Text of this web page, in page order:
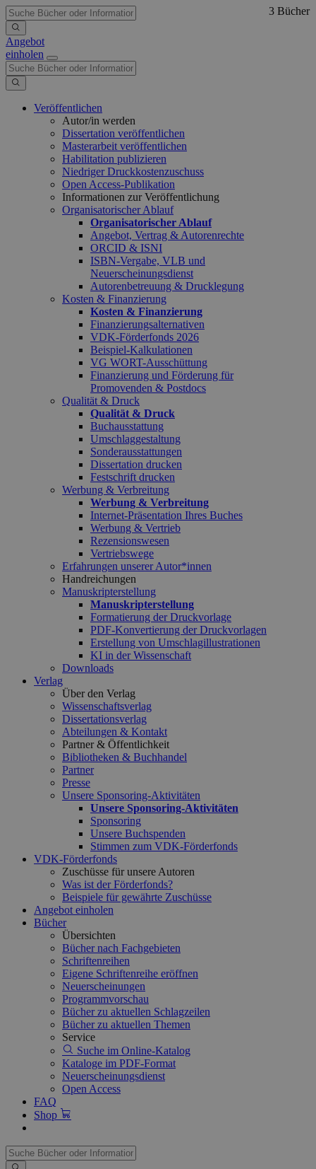
Angebot
einholen
Veröffentlichen
Autor/in werden
Dissertation veröffentlichen
Masterarbeit veröffentlichen
Habilitation publizieren
Niedriger Druckkostenzuschuss
Open Access-Publikation
Informationen zur Veröffentlichung
Organisatorischer Ablauf
Organisatorischer Ablauf
Angebot, Vertrag & Autorenrechte
ORCID & ISNI
ISBN-Vergabe, VLB und
Neuerscheinungsdienst
Autorenbetreuung & Drucklegung
Kosten & Finanzierung
Kosten & Finanzierung
Finanzierungsalternativen
VDK-Förderfonds 2026
Beispiel-Kalkulationen
VG WORT-Ausschüttung
Finanzierung und Förderung für
Promovenden & Postdocs
Qualität & Druck
Qualität & Druck
Buchausstattung
Umschlaggestaltung
Sonderausstattungen
Dissertation drucken
Festschrift drucken
Werbung & Verbreitung
Werbung & Verbreitung
Internet-Präsentation Ihres Buches
Werbung & Vertrieb
Rezensionswesen
Vertriebswege
Erfahrungen unserer Autor*innen
Handreichungen
Manuskripterstellung
Manuskripterstellung
Formatierung der Druckvorlage
PDF-Konvertierung der Druckvorlagen
Erstellung von Umschlagillustrationen
KI in der Wissenschaft
Downloads
Verlag
Über den Verlag
Wissenschaftsverlag
Dissertationsverlag
Abteilungen & Kontakt
Partner & Öffentlichkeit
Bibliotheken & Buchhandel
Partner
Presse
Unsere Sponsoring-Aktivitäten
Unsere Sponsoring-Aktivitäten
Sponsoring
Unsere Buchspenden
Stimmen zum VDK-Förderfonds
VDK-Förderfonds
Zuschüsse für unsere Autoren
Was ist der Förderfonds?
Beispiele für gewährte Zuschüsse
Angebot einholen
Bücher
Übersichten
Bücher nach Fachgebieten
Schriftenreihen
Eigene Schriftenreihe eröffnen
Neuerscheinungen
Programmvorschau
Bücher zu aktuellen Schlagzeilen
Bücher zu aktuellen Themen
Service
Suche im Online-Katalog
Kataloge im PDF-Format
Neuerscheinungsdienst
Open Access
FAQ
Shop
3 Bücher